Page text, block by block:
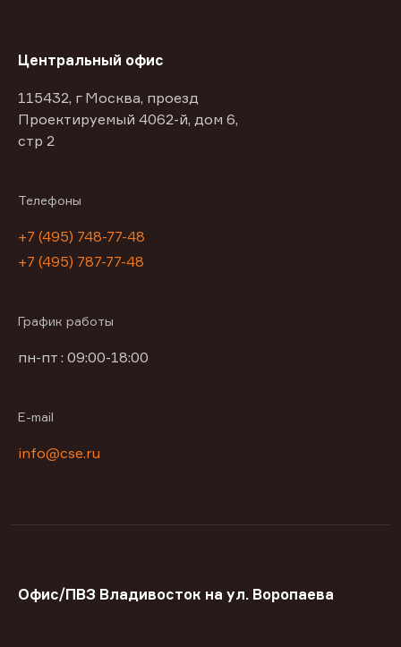
Центральный офис
115432, г Москва, проезд
Проектируемый 4062-й, дом 6,
стр 2
Телефоны
+7 (495) 748-77-48
+7 (495) 787-77-48
График работы
пн-пт : 09:00-18:00
E-mail
info@cse.ru
Офис/ПВЗ Владивосток на ул. Воропаева